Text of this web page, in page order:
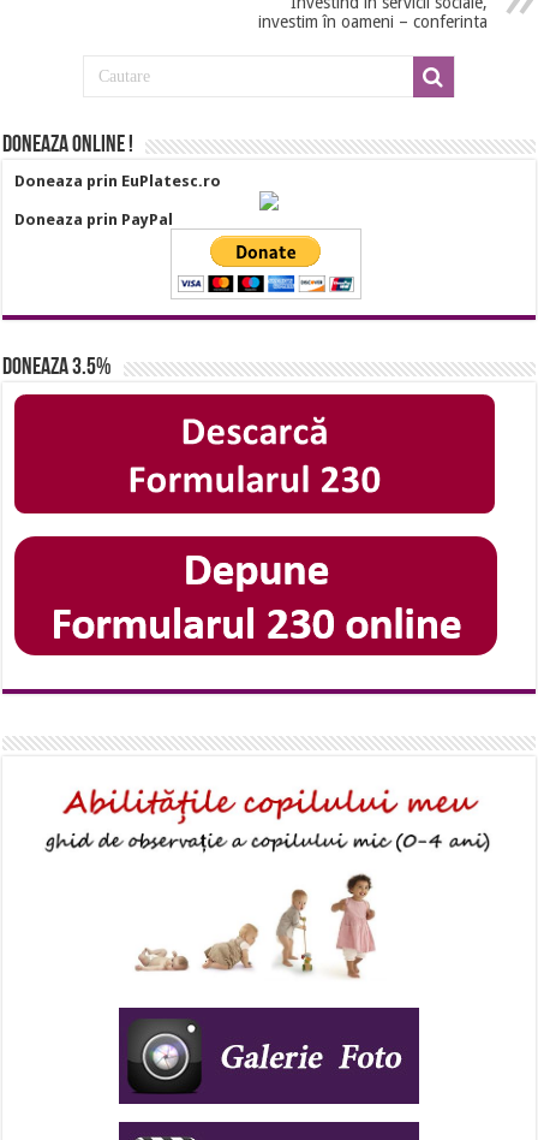
investim în oameni – conferinta
Doneaza online !
Doneaza prin EuPlatesc.ro
Doneaza prin PayPal
Doneaza 3.5%